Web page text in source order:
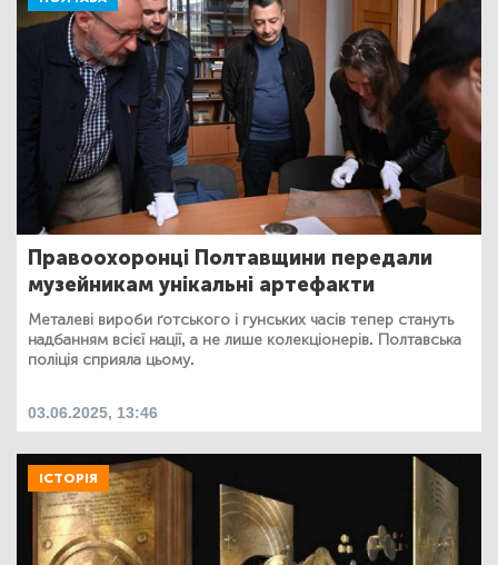
Правоохоронці Полтавщини передали
музейникам унікальні артефакти
Металеві вироби ґотського і гунських часів тепер стануть
надбанням всієї нації, а не лише колекціонерів. Полтавська
поліція сприяла цьому.
03.06.2025, 13:46
ІСТОРІЯ